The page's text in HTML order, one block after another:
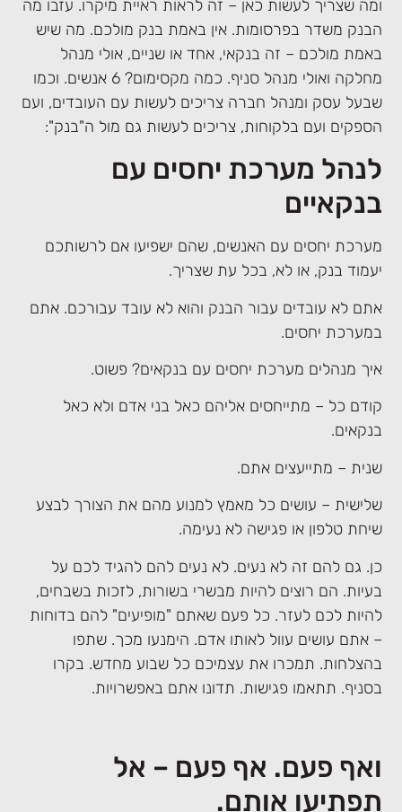
ומה שצריך לעשות כאן – זה לראות ראיית מיקרו. עזבו מה
הבנק משדר בפרסומות. אין באמת בנק מולכם. מה שיש
באמת מולכם – זה בנקאי, אחד או שניים, אולי מנהל
מחלקה ואולי מנהל סניף. כמה מקסימום? 6 אנשים. וכמו
שבעל עסק ומנהל חברה צריכים לעשות עם העובדים, ועם
הספקים ועם בלקוחות, צריכים לעשות גם מול ה"בנק":
לנהל מערכת יחסים עם
בנקאיים
מערכת יחסים עם האנשים, שהם ישפיעו אם לרשותכם
יעמוד בנק, או לא, בכל עת שצריך.
אתם לא עובדים עבור הבנק והוא לא עובד עבורכם. אתם
במערכת יחסים.
איך מנהלים מערכת יחסים עם בנקאים? פשוט.
קודם כל – מתייחסים אליהם כאל בני אדם ולא כאל
בנקאים.
שנית – מתייעצים אתם.
שלישית – עושים כל מאמץ למנוע מהם את הצורך לבצע
שיחת טלפון או פגישה לא נעימה.
כן. גם להם זה לא נעים. לא נעים להם להגיד לכם על
בעיות. הם רוצים להיות מבשרי בשורות, לזכות בשבחים,
להיות לכם לעזר. כל פעם שאתם "מופיעים" להם בדוחות
– אתם עושים עוול לאותו אדם. הימנעו מכך. שתפו
בהצלחות. תמכרו את עצמיכם כל שבוע מחדש. בקרו
בסניף. תתאמו פגישות. תדונו אתם באפשרויות.
ואף פעם. אף פעם – אל
תפתיעו אותם.